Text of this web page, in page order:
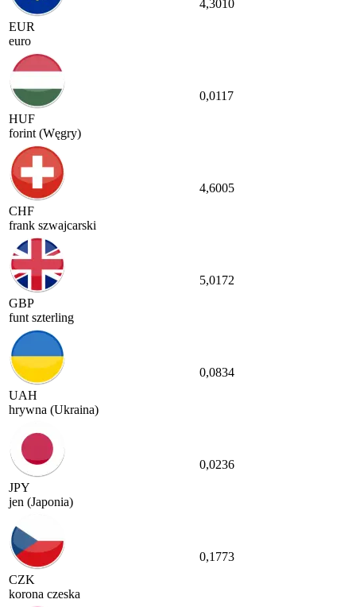
EUR
euro
4,3010
HUF
forint (Węgry)
0,0117
CHF
frank szwajcarski
4,6005
GBP
funt szterling
5,0172
UAH
hrywna (Ukraina)
0,0834
JPY
jen (Japonia)
0,0236
CZK
korona czeska
0,1773